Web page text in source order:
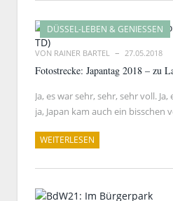
DÜSSEL-LEBEN & GENIESSEN
VON RAINER BARTEL 27.05.2018
Fotostrecke: Japantag 2018 – zu
Ja, es war sehr, sehr, sehr voll.
ja, Japan kam auch ein bisschen
WEITERLESEN